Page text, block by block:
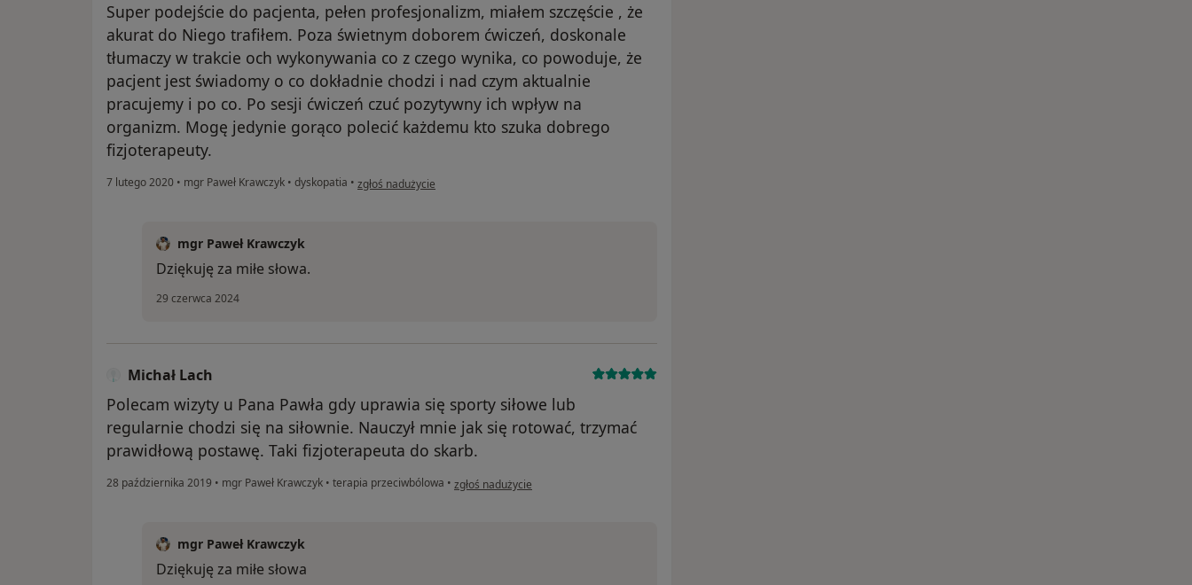
Super podejście do pacjenta, pełen profesjonalizm, miałem szczęście , że
akurat do Niego trafiłem. Poza świetnym doborem ćwiczeń, doskonale
tłumaczy w trakcie och wykonywania co z czego wynika, co powoduje, że
pacjent jest świadomy o co dokładnie chodzi i nad czym aktualnie
pracujemy i po co. Po sesji ćwiczeń czuć pozytywny ich wpływ na
organizm. Mogę jedynie gorąco polecić każdemu kto szuka dobrego
fizjoterapeuty.
7 lutego 2020 • mgr Paweł Krawczyk • dyskopatia • w opinii użytkownika Konto zostało usunięte
zgłoś nadużycie
mgr Paweł Krawczyk
Dziękuję za miłe słowa.
29 czerwca 2024
Michał Lach
Polecam wizyty u Pana Pawła gdy uprawia się sporty siłowe lub
regularnie chodzi się na siłownie. Nauczył mnie jak się rotować, trzymać
prawidłową postawę. Taki fizjoterapeuta do skarb.
28 października 2019 • mgr Paweł Krawczyk • terapia przeciwbólowa • w opinii użytkownika Michał Lach
zgłoś nadużycie
mgr Paweł Krawczyk
Dziękuję za miłe słowa